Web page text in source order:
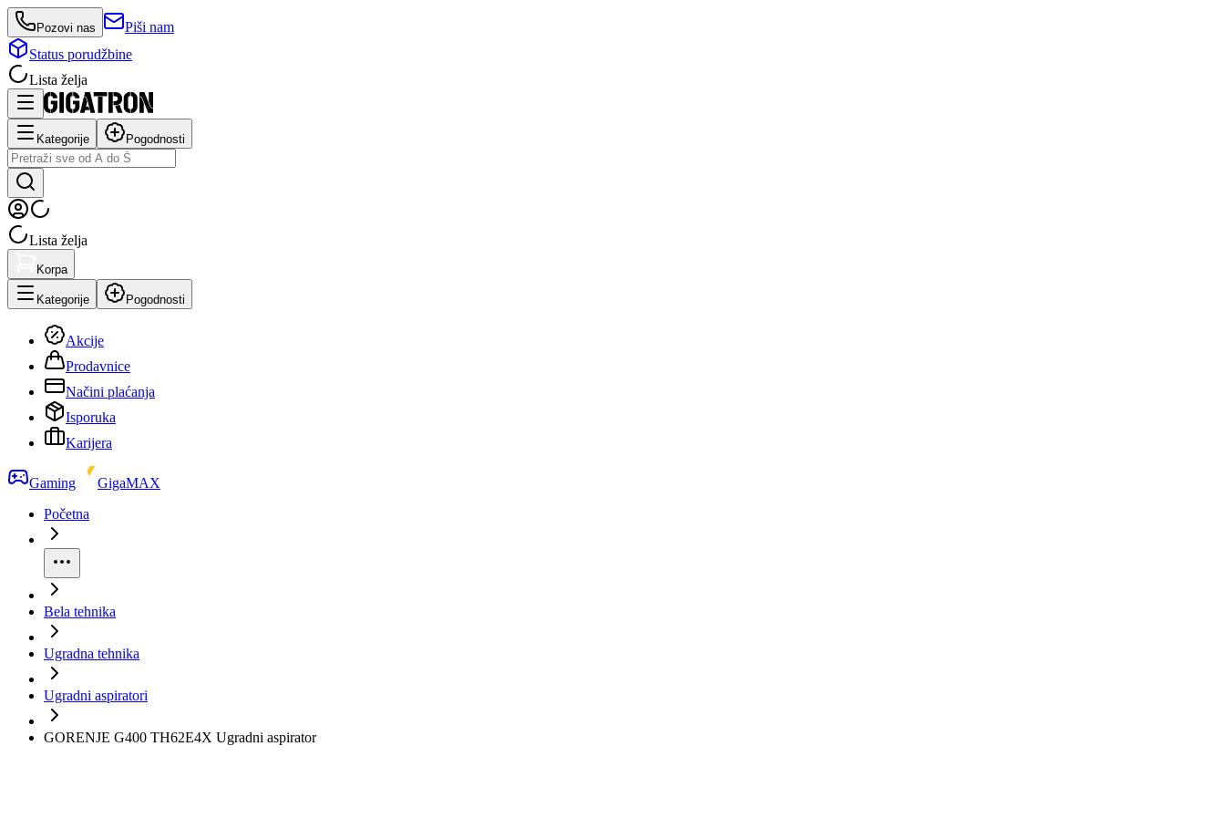
Pozovi nas
Piši nam
Status porudžbine
Lista želja
Kategorije Pogodnosti
Lista želja
Korpa
Kategorije Pogodnosti
Akcije
Prodavnice
Načini plaćanja
Isporuka
Karijera
Gaming
GigaMAX
Početna
Bela tehnika
Ugradna tehnika
Ugradni aspiratori
GORENJE G400 TH62E4X Ugradni aspirator